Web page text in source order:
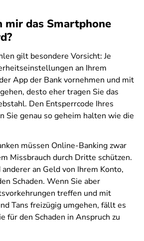
mir das Smartphone
gilt besondere Vorsicht: Je
an Ihrem
App der Bank vornehmen und mit
desto eher tragen Sie das
Den Entsperrcode Ihres
Sie genau so geheim halten wie die
müssen Online-Banking zwar
Missbrauch durch Dritte schützen.
an Geld von Ihrem Konto,
Schaden. Wenn Sie aber
treffen und mit
Tans freizügig umgehen, fällt es
für den Schaden in Anspruch zu